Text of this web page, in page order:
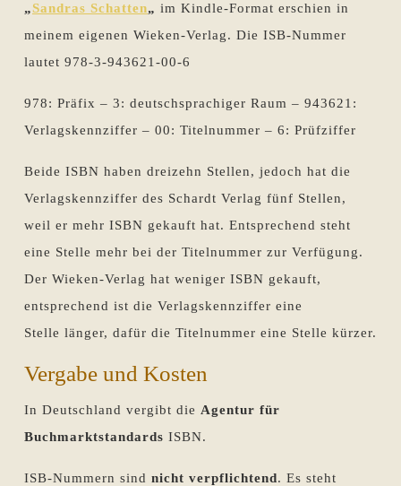
„Sandras Schatten„ im Kindle-Format erschien in
meinem eigenen Wieken-Verlag. Die ISB-Nummer
lautet 978-3-943621-00-6
978: Präfix – 3: deutschsprachiger Raum – 943621:
Verlagskennziffer – 00: Titelnummer – 6: Prüfziffer
Beide ISBN haben dreizehn Stellen, jedoch hat die
Verlagskennziffer des Schardt Verlag fünf Stellen,
weil er mehr ISBN gekauft hat. Entsprechend steht
eine Stelle mehr bei der Titelnummer zur Verfügung.
Der Wieken-Verlag hat weniger ISBN gekauft,
entsprechend ist die Verlagskennziffer eine
Stelle länger, dafür die Titelnummer eine Stelle kürzer.
Vergabe und Kosten
In Deutschland vergibt die Agentur für
Buchmarktstandards ISBN.
ISB-Nummern sind nicht verpflichtend. Es steht